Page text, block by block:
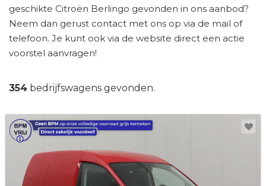
geschikte Citroën Berlingo gevonden in ons aanbod?
Neem dan gerust contact met ons op via de mail of
telefoon. Je kunt ook via de website direct een actie
voorstel aanvragen!
354 bedrijfswagens gevonden.